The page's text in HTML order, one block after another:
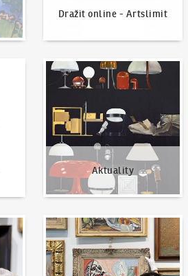
Dražit online - Artslimit
Aktuality
Aktuality
Nabídnout dílo